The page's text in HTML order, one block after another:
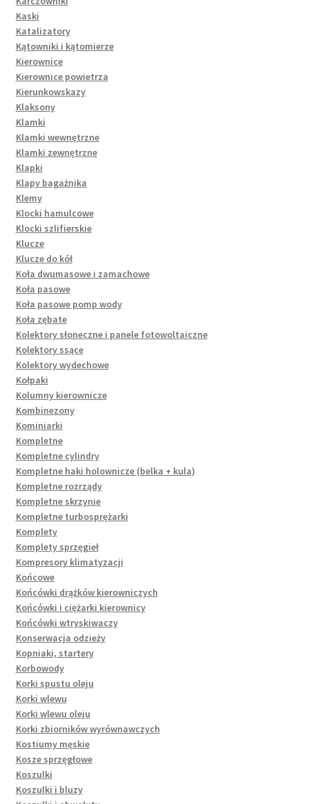
Kaski
Katalizatory
Kątowniki i kątomierze
Kierownice
Kierownice powietrza
Kierunkowskazy
Klaksony
Klamki
Klamki wewnętrzne
Klamki zewnętrzne
Klapki
Klapy bagażnika
Klemy
Klocki hamulcowe
Klocki szlifierskie
Klucze
Klucze do kół
Koła dwumasowe i zamachowe
Koła pasowe
Koła pasowe pomp wody
Koła zębate
Kolektory słoneczne i panele fotowoltaiczne
Kolektory ssące
Kolektory wydechowe
Kołpaki
Kolumny kierownicze
Kombinezony
Kominiarki
Kompletne
Kompletne cylindry
Kompletne haki holownicze (belka + kula)
Kompletne rozrządy
Kompletne skrzynie
Kompletne turbosprężarki
Komplety
Komplety sprzęgieł
Kompresory klimatyzacji
Końcowe
Końcówki drążków kierowniczych
Końcówki i ciężarki kierownicy
Końcówki wtryskiwaczy
Konserwacja odzieży
Kopniaki, startery
Korbowody
Korki spustu oleju
Korki wlewu
Korki wlewu oleju
Korki zbiorników wyrównawczych
Kostiumy męskie
Kosze sprzęgłowe
Koszulki
Koszulki i bluzy